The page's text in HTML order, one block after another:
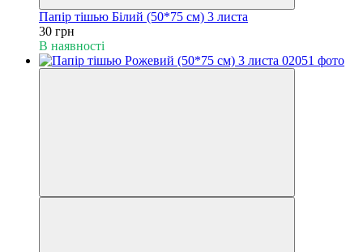
Папір тішью Білий (50*75 см) 3 листа
30 грн
В наявності